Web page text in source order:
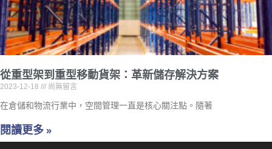
從重型架到重型移動貨架：革新儲存解決方案
2023-12-18 尚無留言
在倉儲和物流行業中，空間管理一直是核心關注點。隨著
閱讀更多 »